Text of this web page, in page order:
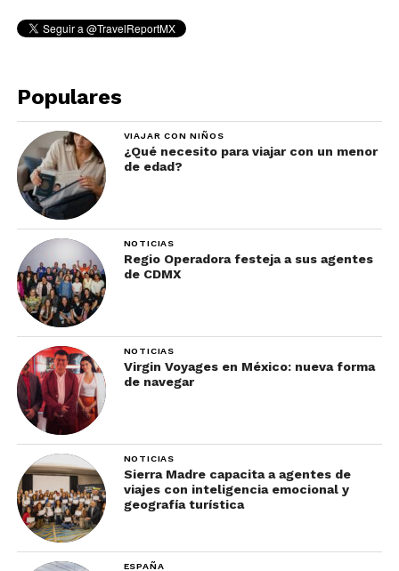
Populares
VIAJAR CON NIÑOS
¿Qué necesito para viajar con un menor
de edad?
NOTICIAS
Regio Operadora festeja a sus agentes
de CDMX
NOTICIAS
Virgin Voyages en México: nueva forma
de navegar
NOTICIAS
Sierra Madre capacita a agentes de
viajes con inteligencia emocional y
geografía turística
ESPAÑA